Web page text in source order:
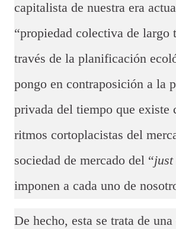
capitalista de nuestra era
“propiedad colectiva de largo
través de la planificación
pongo en contraposición a la
privada del tiempo que existe
ritmos cortoplacistas del
sociedad de mercado del “
imponen a cada uno de
De hecho, esta se trata de